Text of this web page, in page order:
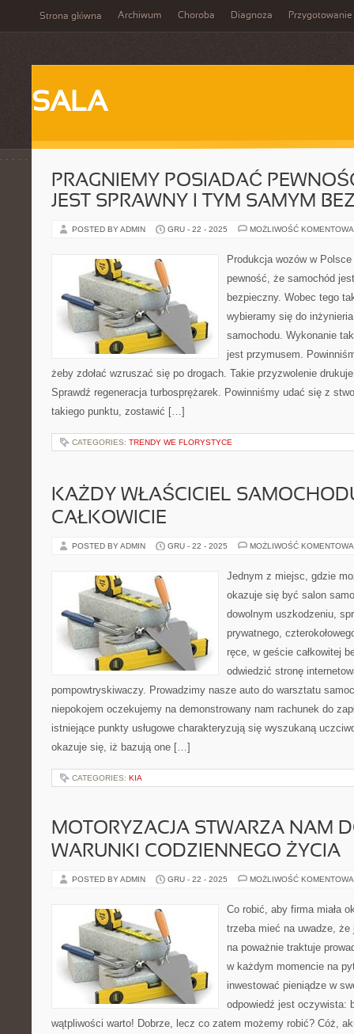
Strona główna Archiwum Choroba Diagnoza Przygotowanie
SALA
PRAGNIEMY POSIADAĆ
JEST SPRAWNY I TYM SAMYM
POSTED BY ADMIN GRU - 22 - 2025 MOŻLIWOŚĆ
Produkcja wozów w
pewność, że samochód
bezpieczny. Wobec tego
wybieramy się do
samochodu. Wykonanie
jest przymusem.
żeby zdołać wzruszać się po drogach. Takie przyzwolenie
Sprawdź regeneracja turbosprężarek. Powinniśmy udać się z
takiego punktu, zostawić […]
CATEGORIES: TRENDY WE FLORYSTYCE
KAŻDY WŁAŚCICIEL
CAŁKOWICIE
POSTED BY ADMIN GRU - 22 - 2025 MOŻLIWOŚĆ
Jednym z miejsc, gdzie
okazuje się być salon
dowolnym uszkodzeniu,
prywatnego,
ręce, w geście całkowitej
odwiedzić stronę
pompowtryskiwaczy. Prowadzimy nasze auto do warsztatu
niepokojem oczekujemy na demonstrowany nam rachunek do
istniejące punkty usługowe charakteryzują się wyszukaną
okazuje się, iż bazują one […]
CATEGORIES: KIA
MOTORYZACJA STWARZA NAM
WARUNKI CODZIENNEGO ŻYCIA
POSTED BY ADMIN GRU - 22 - 2025 MOŻLIWOŚĆ
Co robić, aby firma miała
trzeba mieć na uwadze,
na poważnie traktuje
w każdym momencie na
inwestować pieniądze w
odpowiedź jest oczywista:
wątpliwości warto! Dobrze, lecz co zatem możemy robić? Cóż,